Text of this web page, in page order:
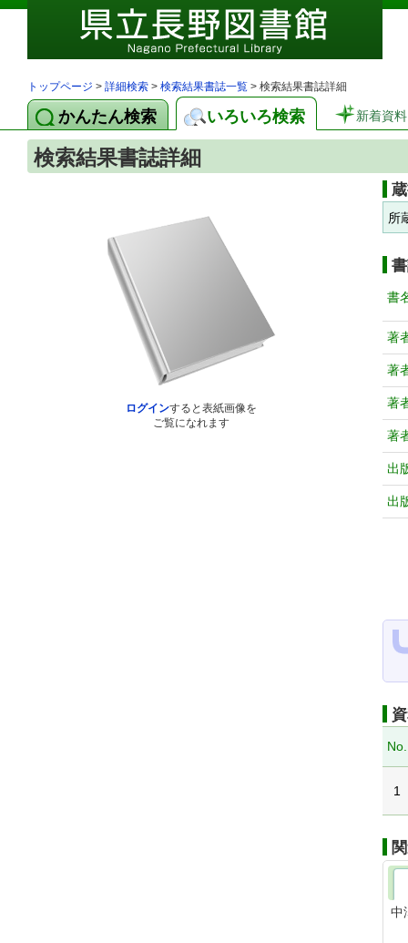
トップページ > 詳細検索 > 検索結果書誌一覧 > 検索結果書誌詳細
かんたん検索 いろいろ検索 新着資料
検索結果書誌詳細
ログインすると表紙画像を
ご覧になれます
所
書
著
著
著
著
出
出
No.
1
中